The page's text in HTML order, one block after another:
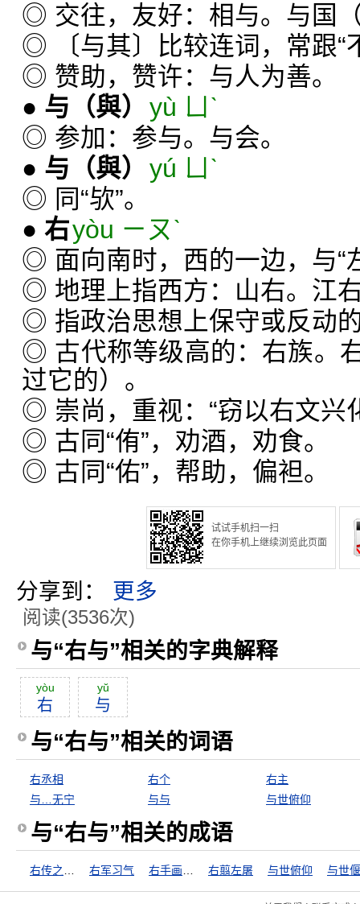
◎ 交往，友好：相与。与国
◎ 〔与其〕比较连词，常跟“
◎ 赞助，赞许：与人为善。
● 与 （與） yù ㄩˋ
◎ 参加：参与。与会。
● 与 （與） yú ㄩˋ
◎ 同“欤”。
● 右yòu ㄧㄡˋ
◎ 面向南时，西的一边，与“
◎ 地理上指西方：山右。江
◎ 指政治思想上保守或反动
◎ 古代称等级高的：右族。
过它的）。
◎ 崇尚，重视：“窃以右文兴
◎ 古同“侑”，劝酒，劝食。
◎ 古同“佑”，帮助，偏袒。
试试手机扫一扫
在你手机上继续浏览此页面
分享到： 更多
阅读(3536次)
与“右与”相关的字典解释
yòu
右
yŭ
与
与“右与”相关的词语
右丞相 右个
右主
与…无宁
与与 与世俯仰
与“右与”相关的成语
右军习气 右翦左屠 与世俯仰 与世